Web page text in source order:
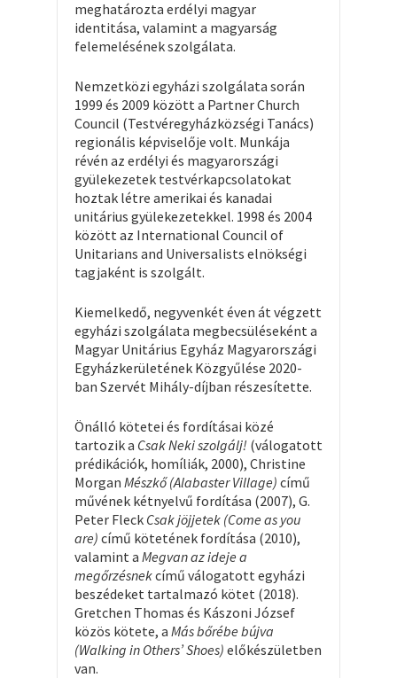
meghatározta erdélyi magyar
identitása, valamint a magyarság
felemelésének szolgálata.
Nemzetközi egyházi szolgálata során
1999 és 2009 között a Partner Church
Council (Testvéregyházközségi Tanács)
regionális képviselője volt. Munkája
révén az erdélyi és magyarországi
gyülekezetek testvérkapcsolatokat
hoztak létre amerikai és kanadai
unitárius gyülekezetekkel. 1998 és 2004
között az International Council of
Unitarians and Universalists elnökségi
tagjaként is szolgált.
Kiemelkedő, negyvenkét éven át végzett
egyházi szolgálata megbecsüléseként a
Magyar Unitárius Egyház Magyarországi
Egyházkerületének Közgyűlése 2020-
ban Szervét Mihály-díjban részesítette.
Önálló kötetei és fordításai közé
tartozik a Csak Neki szolgálj! (válogatott
prédikációk, homíliák, 2000), Christine
Morgan Mészkő (Alabaster Village) című
művének kétnyelvű fordítása (2007), G.
Peter Fleck Csak jöjjetek (Come as you
are) című kötetének fordítása (2010),
valamint a Megvan az ideje a
megőrzésnekcímű válogatott egyházi
beszédeket tartalmazó kötet (2018).
Gretchen Thomas és Kászoni József
közös kötete, a Más bőrébe bújva
(Walking in Others’ Shoes) előkészületben
van.